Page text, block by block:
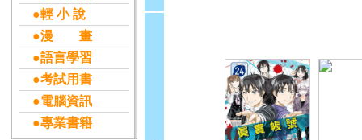
●輕 小 說
●漫 畫
●語言學習
●考試用書
●電腦資訊
●專業書籍